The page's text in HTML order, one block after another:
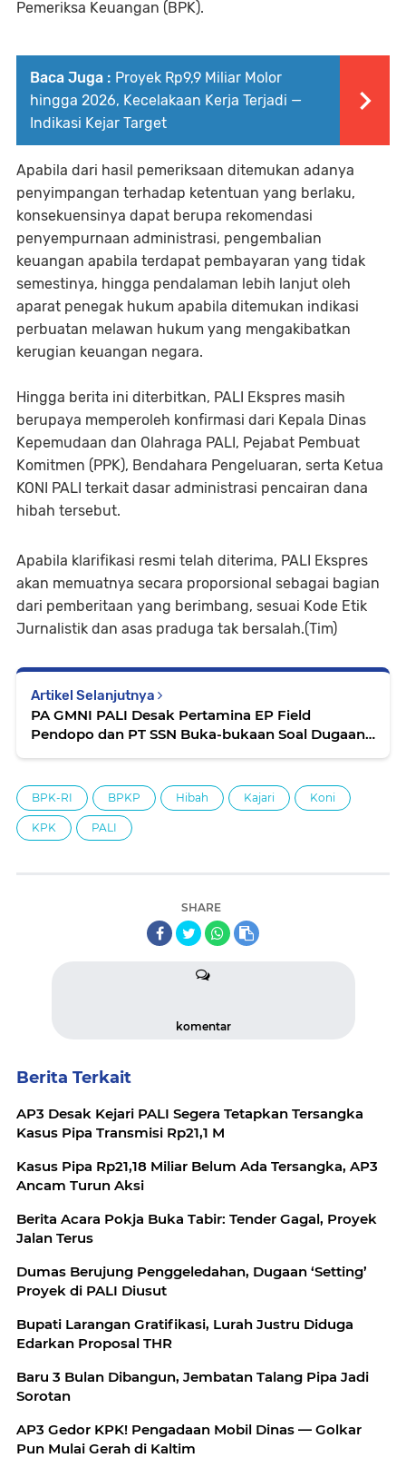
Pemeriksa Keuangan (BPK).
Baca Juga : Proyek Rp9,9 Miliar Molor
hingga 2026, Kecelakaan Kerja Terjadi —
Indikasi Kejar Target
Apabila dari hasil pemeriksaan ditemukan adanya
penyimpangan terhadap ketentuan yang berlaku,
konsekuensinya dapat berupa rekomendasi
penyempurnaan administrasi, pengembalian
keuangan apabila terdapat pembayaran yang tidak
semestinya, hingga pendalaman lebih lanjut oleh
aparat penegak hukum apabila ditemukan indikasi
perbuatan melawan hukum yang mengakibatkan
kerugian keuangan negara.
Hingga berita ini diterbitkan, PALI Ekspres masih
berupaya memperoleh konfirmasi dari Kepala Dinas
Kepemudaan dan Olahraga PALI, Pejabat Pembuat
Komitmen (PPK), Bendahara Pengeluaran, serta Ketua
KONI PALI terkait dasar administrasi pencairan dana
hibah tersebut.
Apabila klarifikasi resmi telah diterima, PALI Ekspres
akan memuatnya secara proporsional sebagai bagian
dari pemberitaan yang berimbang, sesuai Kode Etik
Jurnalistik dan asas praduga tak bersalah.(Tim)
Artikel Selanjutnya
PA GMNI PALI Desak Pertamina EP Field
Pendopo dan PT SSN Buka-bukaan Soal Dugaan
BPK-RI BPKP Hibah Kajari Koni
KPK PALI
SHARE
komentar
Berita Terkait
AP3 Desak Kejari PALI Segera Tetapkan Tersangka
Kasus Pipa Transmisi Rp21,1 M
Kasus Pipa Rp21,18 Miliar Belum Ada Tersangka, AP3
Ancam Turun Aksi
Berita Acara Pokja Buka Tabir: Tender Gagal, Proyek
Jalan Terus
Dumas Berujung Penggeledahan, Dugaan ‘Setting’
Proyek di PALI Diusut
Bupati Larangan Gratifikasi, Lurah Justru Diduga
Edarkan Proposal THR
Baru 3 Bulan Dibangun, Jembatan Talang Pipa Jadi
Sorotan
AP3 Gedor KPK! Pengadaan Mobil Dinas — Golkar
Pun Mulai Gerah di Kaltim